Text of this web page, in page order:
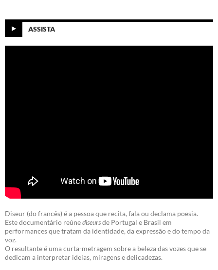
ASSISTA
Diseur (do francês) é a pessoa que recita, fala ou declama poesia.
Este documentário reúnediseursde Portugal e Brasil em
performances que tratam da identidade, da expressão e do tempo da
voz.
O resultante é uma curta-metragem sobre a beleza das vozes que se
dedicam a interpretar ideias, miragens e delicadezas.